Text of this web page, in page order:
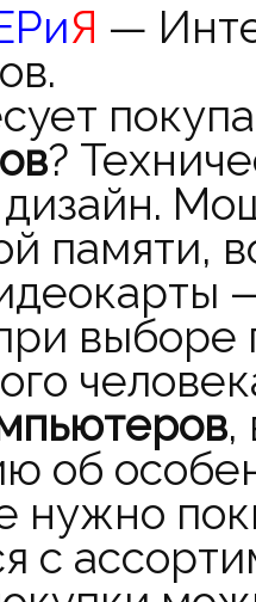
Я —
?
дизайн.
памяти,
,
об
нужно
с